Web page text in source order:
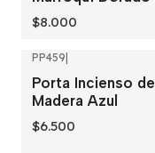
$8.000
PP459
Porta Incienso de
Madera Azul
$6.500